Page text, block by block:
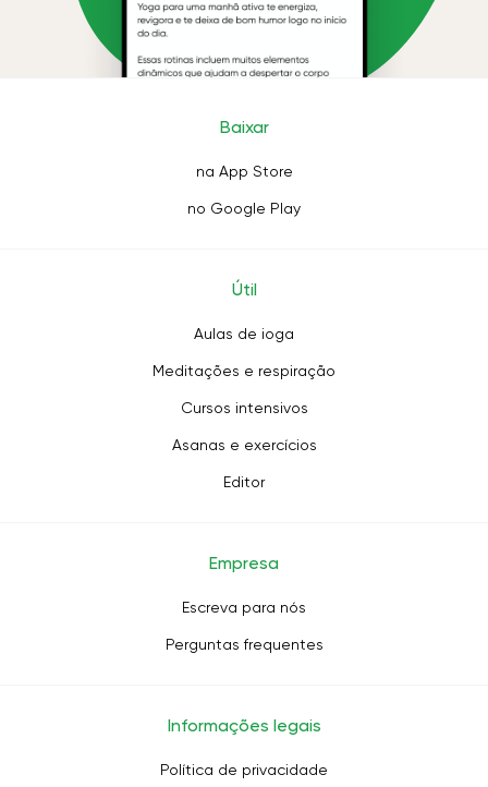
Baixar
na App Store
no Google Play
Útil
Aulas de ioga
Meditações e respiração
Cursos intensivos
Asanas e exercícios
Editor
Empresa
Escreva para nós
Perguntas frequentes
Informações legais
Política de privacidade